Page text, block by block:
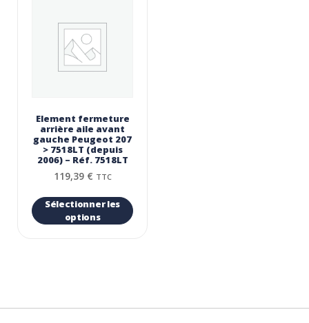
Element fermeture
arrière aile avant
gauche Peugeot 207
> 7518LT (depuis
2006) – Réf. 7518LT
119,39 € TTC
Sélectionner les
options